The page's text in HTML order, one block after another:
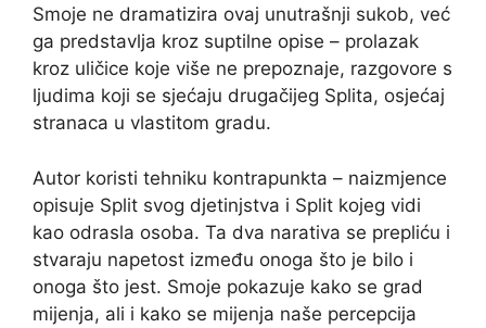
Smoje ne dramatizira ovaj unutrašnji sukob, već
ga predstavlja kroz suptilne opise – prolazak
kroz uličice koje više ne prepoznaje, razgovore s
ljudima koji se sjećaju drugačijeg Splita, osjećaj
stranaca u vlastitom gradu.
Autor koristi tehniku kontrapunkta – naizmjence
opisuje Split svog djetinjstva i Split kojeg vidi
kao odrasla osoba. Ta dva narativa se prepliću i
stvaraju napetost između onoga što je bilo i
onoga što jest. Smoje pokazuje kako se grad
mijenja, ali i kako se mijenja naše percepcija